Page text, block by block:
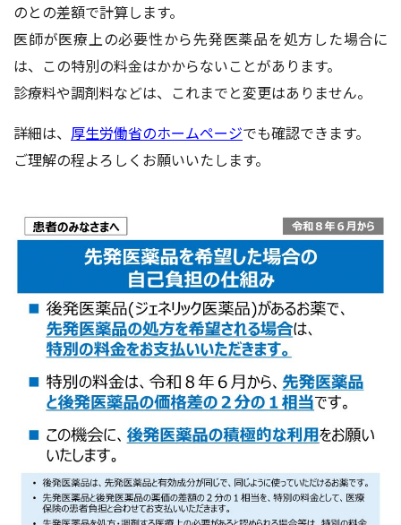
のとの差額で計算します。
医師が医療上の必要性から先発医薬品を処方した場合に
は、この特別の料金はかからないことがあります。
診療料や調剤料などは、これまでと変更はありません。
詳細は、 厚生労働省のホームページでも確認できます。
ご理解の程よろしくお願いいたします。